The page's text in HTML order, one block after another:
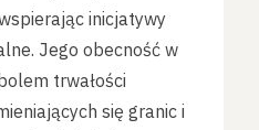
inicjatywy
Jego obecność w
trwałości
się granic i